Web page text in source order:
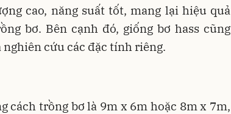
cao, năng suất tốt, mang lại hiệu quả
bơ. Bên cạnh đó, giống bơ hass cũng
cứu các đặc tính riêng.
cách trồng bơ là 9m x 6m hoặc 8m x 7m,